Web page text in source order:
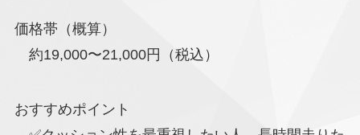
価格帯（概算）
約19,000〜21,000円（税込）
おすすめポイント